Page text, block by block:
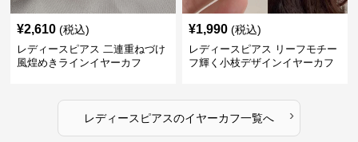
¥2,610 (税込)
レディースピアス 二連重ねづけ
風煌めきラインイヤーカフ
¥1,990 (税込)
レディースピアス リーフモチー
フ輝く小枝デザインイヤーカフ
レディースピアスのイヤーカフ一覧へ ›